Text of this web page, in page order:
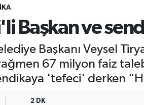
Başkan ve
Başkanı Veysel
67 milyon faiz
'tefeci' derken
2 DK